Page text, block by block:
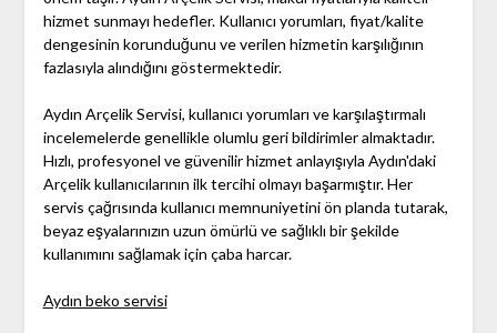
hizmet sunmayı hedefler. Kullanıcı yorumları, fiyat/kalite
dengesinin korunduğunu ve verilen hizmetin karşılığının
fazlasıyla alındığını göstermektedir.
Aydın Arçelik Servisi, kullanıcı yorumları ve karşılaştırmalı
incelemelerde genellikle olumlu geri bildirimler almaktadır.
Hızlı, profesyonel ve güvenilir hizmet anlayışıyla Aydın'daki
Arçelik kullanıcılarının ilk tercihi olmayı başarmıştır. Her
servis çağrısında kullanıcı memnuniyetini ön planda tutarak,
beyaz eşyalarınızın uzun ömürlü ve sağlıklı bir şekilde
kullanımını sağlamak için çaba harcar.
Aydın beko servisi